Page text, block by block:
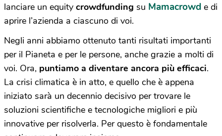
lanciare un equity crowdfunding su Mamacrowd e di
aprire l’azienda a ciascuno di voi.
Negli anni abbiamo ottenuto tanti risultati importanti
per il Pianeta e per le persone, anche grazie a molti di
voi. Ora, puntiamo a diventare ancora più efficaci.
La crisi climatica è in atto, e quello che è appena
iniziato sarà un decennio decisivo per trovare le
soluzioni scientifiche e tecnologiche migliori e più
innovative per risolverla. Per questo è fondamentale